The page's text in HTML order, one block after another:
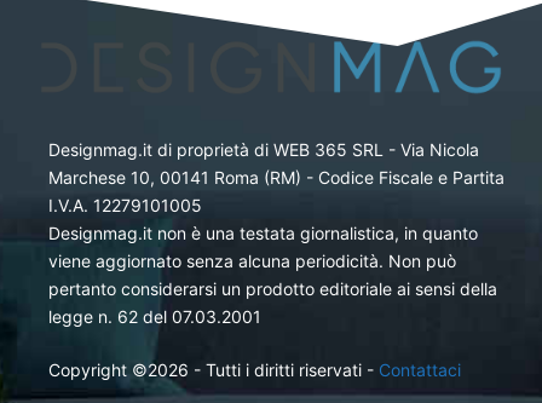
Designmag.it di proprietà di WEB 365 SRL - Via Nicola
Marchese 10, 00141 Roma (RM) - Codice Fiscale e Partita
I.V.A. 12279101005
Designmag.it non è una testata giornalistica, in quanto
viene aggiornato senza alcuna periodicità. Non può
pertanto considerarsi un prodotto editoriale ai sensi della
legge n. 62 del 07.03.2001
Copyright ©2026 - Tutti i diritti riservati - Contattaci